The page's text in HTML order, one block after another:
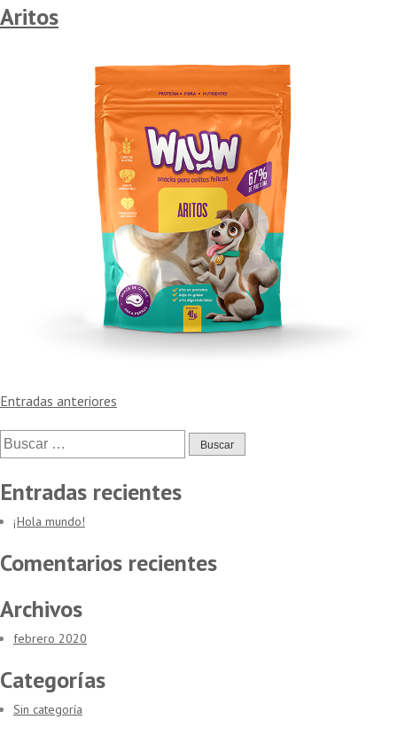
Aritos
Navegación
de
entradas
Entradas anteriores
Buscar:
Entradas recientes
¡Hola mundo!
Comentarios recientes
Archivos
febrero 2020
Categorías
Sin categoría